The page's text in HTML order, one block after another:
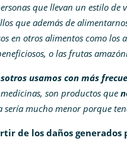
que llevan un estilo
que además de
en otros alimentos como
o las frutas
usamos con más
son productos que
sería mucho menor porque
de los daños generados